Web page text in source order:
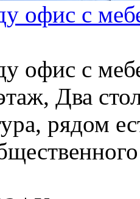
офис с
офис с
Два
рядом